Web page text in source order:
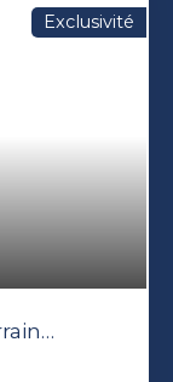
Exclusivité
01200